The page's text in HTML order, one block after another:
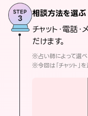
相談方法を選ぶ
チャット・電話
だけます。
※占い師によって選
※今回は「チャット」